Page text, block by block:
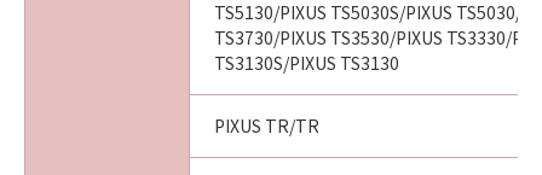
TS5130/PIXUS TS5030S/PIXUS TS5030/
TS3730/PIXUS TS3530/PIXUS TS3330/
TS3130S/PIXUS TS3130
PIXUS TR/TR